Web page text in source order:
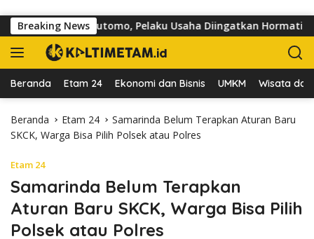
Breaking News
Jalan dr Sutomo, Pelaku Usaha Diingatkan Hormati Hak
Beranda Etam 24 Ekonomi dan Bisnis UMKM Wisata dan
Beranda Etam 24
Samarinda Belum Terapkan Aturan Baru
SKCK, Warga Bisa Pilih Polsek atau Polres
Etam 24
Samarinda Belum Terapkan
Aturan Baru SKCK, Warga Bisa Pilih
Polsek atau Polres